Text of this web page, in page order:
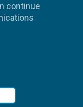
continue